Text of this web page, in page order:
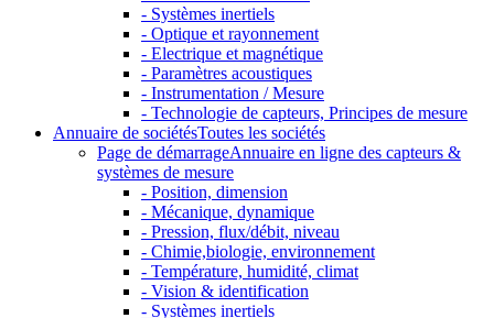
- Systèmes inertiels
- Optique et rayonnement
- Electrique et magnétique
- Paramètres acoustiques
- Instrumentation / Mesure
- Technologie de capteurs, Principes de mesure
Annuaire de sociétésToutes les sociétés
Page de démarrageAnnuaire en ligne des capteurs &
systèmes de mesure
- Position, dimension
- Mécanique, dynamique
- Pression, flux/débit, niveau
- Chimie,biologie, environnement
- Température, humidité, climat
- Vision & identification
- Systèmes inertiels